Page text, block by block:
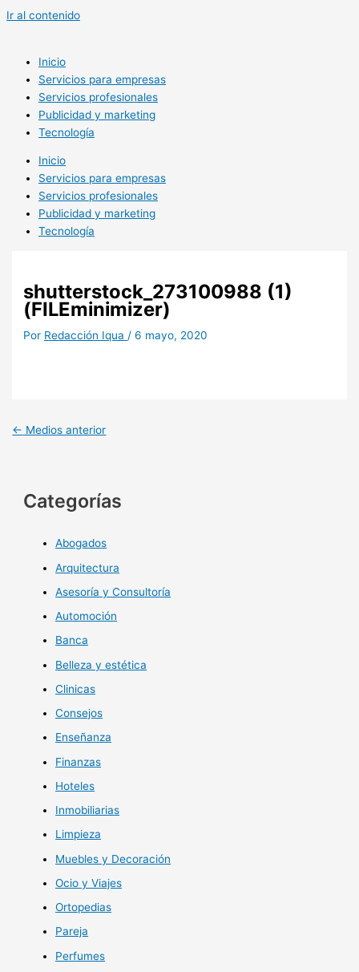
Ir al contenido
Inicio
Servicios para empresas
Servicios profesionales
Publicidad y marketing
Tecnología
Inicio
Servicios para empresas
Servicios profesionales
Publicidad y marketing
Tecnología
shutterstock_273100988 (1)
(FILEminimizer)
Por Redacción Iqua /6 mayo, 2020
← Medios anterior
Categorías
Abogados
Arquitectura
Asesoría y Consultoría
Automoción
Banca
Belleza y estética
Clinicas
Consejos
Enseñanza
Finanzas
Hoteles
Inmobiliarias
Limpieza
Muebles y Decoración
Ocio y Viajes
Ortopedias
Pareja
Perfumes